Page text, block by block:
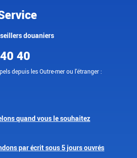
douaniers
40
depuis les Outre-mer ou l'étranger :
quand vous le souhaitez
par écrit sous 5 jours ouvrés